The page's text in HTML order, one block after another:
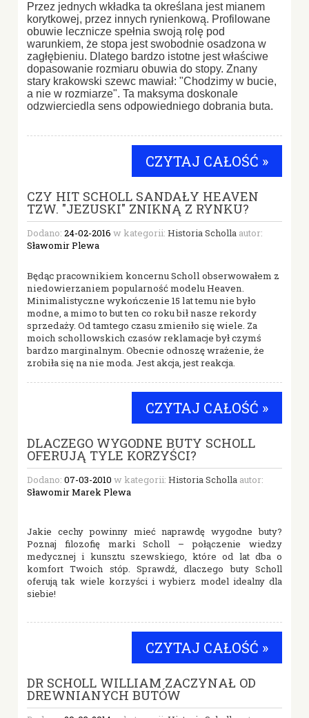
Przez jednych wkładka ta określana jest mianem
korytkowej, przez innych rynienkową. Profilowane
obuwie lecznicze spełnia swoją rolę pod
warunkiem, że stopa jest swobodnie osadzona w
zagłębieniu. Dlatego bardzo istotne jest właściwe
dopasowanie rozmiaru obuwia do stopy. Znany
stary krakowski szewc mawiał: "Chodzimy w bucie,
a nie w rozmiarze". Ta maksyma doskonale
odzwierciedla sens odpowiedniego dobrania buta.
CZYTAJ CAŁOŚĆ »
CZY HIT SCHOLL SANDAŁY HEAVEN
TZW. "JEZUSKI" ZNIKNĄ Z RYNKU?
Dodano: 24-02-2016 w kategorii: Historia Scholla autor:
Sławomir Plewa
Będąc pracownikiem koncernu Scholl obserwowałem z
niedowierzaniem popularność modelu Heaven.
Minimalistyczne wykończenie 15 lat temu nie było
modne, a mimo to but ten co roku bił nasze rekordy
sprzedaży. Od tamtego czasu zmieniło się wiele. Za
moich schollowskich czasów reklamacje był czymś
bardzo marginalnym. Obecnie odnoszę wrażenie, że
zrobiła się na nie moda. Jest akcja, jest reakcja.
CZYTAJ CAŁOŚĆ »
DLACZEGO WYGODNE BUTY SCHOLL
OFERUJĄ TYLE KORZYŚCI?
Dodano: 07-03-2010 w kategorii: Historia Scholla autor:
Sławomir Marek Plewa
Jakie cechy powinny mieć naprawdę wygodne buty?
Poznaj filozofię marki Scholl – połączenie wiedzy
medycznej i kunsztu szewskiego, które od lat dba o
komfort Twoich stóp. Sprawdź, dlaczego buty Scholl
oferują tak wiele korzyści i wybierz model idealny dla
siebie!
CZYTAJ CAŁOŚĆ »
DR SCHOLL WILLIAM ZACZYNAŁ OD
DREWNIANYCH BUTÓW